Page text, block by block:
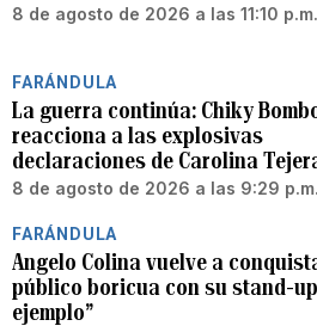
8 de agosto de 2026 a las 11:10 p.m.
FARÁNDULA
La guerra continúa: Chiky
reacciona a las explosivas
declaraciones de Carolina
8 de agosto de 2026 a las 9:29 p.m.
FARÁNDULA
Angelo Colina vuelve a
público boricua con su stand-
ejemplo”